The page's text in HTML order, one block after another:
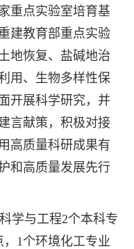
重点实验室培育基
建教育部重点实验
地恢复、盐碱地治
用、生物多样性保
开展科学研究，并
言献策，积极对接
高质量科研成果有
和高质量发展先行
学与工程2个本科专
1个环境化工专业